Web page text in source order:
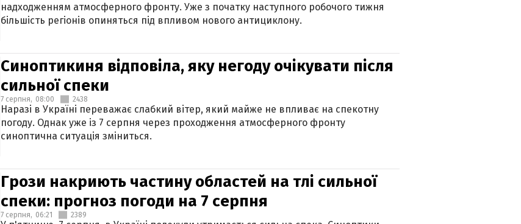
надходженням атмосферного фронту. Уже з початку наступного робочого тижня
більшість регіонів опиняться під впливом нового антициклону.
Синоптикиня відповіла, яку негоду очікувати після
сильної спеки
7 серпня, 08:00 2438
Наразі в Україні переважає слабкий вітер, який майже не впливає на спекотну
погоду. Однак уже із 7 серпня через проходження атмосферного фронту
синоптична ситуація зміниться.
Грози накриють частину областей на тлі сильної
спеки: прогноз погоди на 7 серпня
7 серпня, 06:21 2389